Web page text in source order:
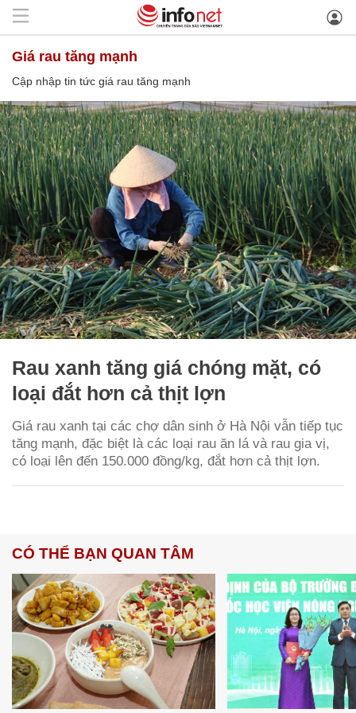
giá rau tăng mạnh
Cập nhập tin tức giá rau tăng mạnh
Rau xanh tăng giá chóng mặt, có
loại đắt hơn cả thịt lợn
Giá rau xanh tại các chợ dân sinh ở Hà Nội vẫn tiếp tục
tăng mạnh, đặc biệt là các loại rau ăn lá và rau gia vị,
có loại lên đến 150.000 đồng/kg, đắt hơn cả thịt lợn.
CÓ THỂ BẠN QUAN TÂM